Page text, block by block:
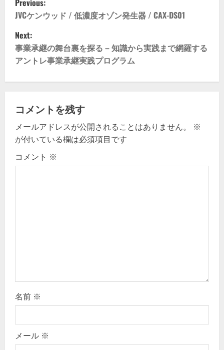
o
s
t
n
a
v
i
g
Previous:
JVCケンウッド / 低濃度オゾン発生器 / CAX-DS01
Next:
事業承継の舞台裏を探る – 知識から実践まで網羅する
アントレ事業承継実践プログラム
コメントを残す
メールアドレスが公開されることはありません。
※
が付いている欄は必須項目です
コメント ※
名前 ※
メール ※